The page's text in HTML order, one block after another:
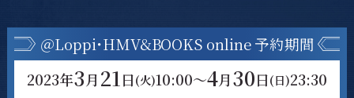
＠Loppi･HMV&BOOKS online 予約期間
2023年3月21 日(火)10:00～4月30日(日)23:30